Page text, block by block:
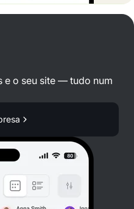
e o seu site — tudo num